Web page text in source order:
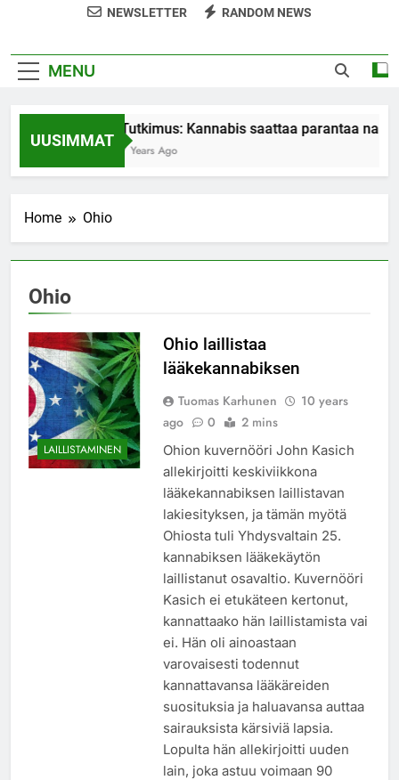
NEWSLETTER RANDOM NEWS
MENU
UUSIMMAT
Tutkimus: Kannabis saattaa parantaa
7 Years Ago
Home Ohio
Ohio
LAILLISTAMINEN
Ohio laillistaa
lääkekannabiksen
Tuomas Karhunen
10 years
ago
0 2 mins
Ohion kuvernööri John Kasich
allekirjoitti keskiviikkona
lääkekannabiksen laillistavan
lakiesityksen, ja tämän myötä
Ohiosta tuli Yhdysvaltain 25.
kannabiksen lääkekäytön
laillistanut osavaltio. Kuvernööri
Kasich ei etukäteen kertonut,
kannattaako hän laillistamista vai
ei. Hän oli ainoastaan
varovaisesti todennut
kannattavansa lääkäreiden
suosituksia ja haluavansa auttaa
sairauksista kärsiviä lapsia.
Lopulta hän allekirjoitti uuden
lain, joka astuu voimaan 90